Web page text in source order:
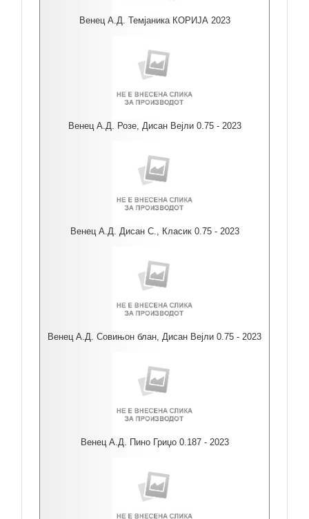
Венец А.Д. Темјаника КОРИЈА 2023
Венец А.Д. Розе, Дисан Вејли 0.75 - 2023
Венец А.Д. Дисан С., Класик 0.75 - 2023
Венец А.Д. Совињон блан, Дисан Вејли 0.75 - 2023
Венец А.Д. Пино Гриџо 0.187 - 2023